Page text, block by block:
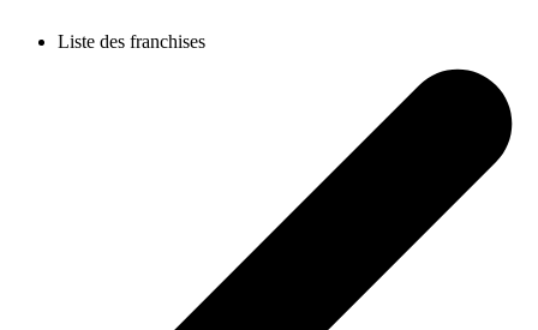
Liste des franchises